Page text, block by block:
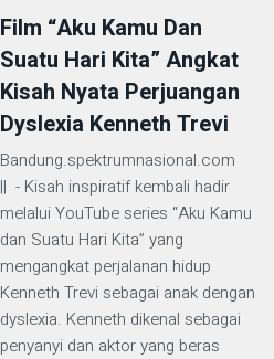
Film “Aku Kamu Dan
Suatu Hari Kita” Angkat
Kisah Nyata Perjuangan
Dyslexia Kenneth Trevi
Bandung.spektrumnasional.com
|| - Kisah inspiratif kembali hadir
melalui YouTube series “Aku Kamu
dan Suatu Hari Kita” yang
mengangkat perjalanan hidup
Kenneth Trevi sebagai anak dengan
dyslexia. Kenneth dikenal sebagai
penyanyi dan aktor yang beras